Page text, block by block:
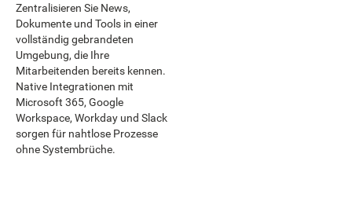
Zentralisieren Sie News,
Dokumente und Tools in einer
vollständig gebrandeten
Umgebung, die Ihre
Mitarbeitenden bereits kennen.
Native Integrationen mit
Microsoft 365, Google
Workspace, Workday und Slack
sorgen für nahtlose Prozesse
ohne Systembrüche.